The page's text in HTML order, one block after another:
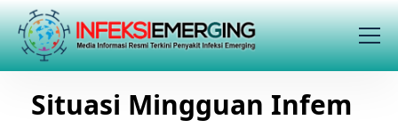
Situasi Mingguan Infem